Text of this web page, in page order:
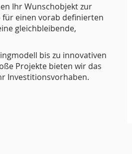
Ihr Wunschobjekt zur
für einen vorab definierten
gleichbleibende,
bis zu innovativen
Projekte bieten wir das
Investitionsvorhaben.